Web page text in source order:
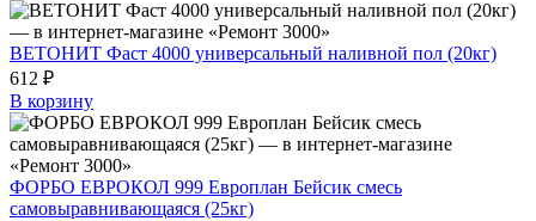
ВЕТОНИТ Фаст 4000 универсальный наливной пол (20кг)
612 ₽
В корзину
ФОРБО ЕВРОКОЛ 999 Европлан Бейсик смесь
самовыравнивающаяся (25кг)